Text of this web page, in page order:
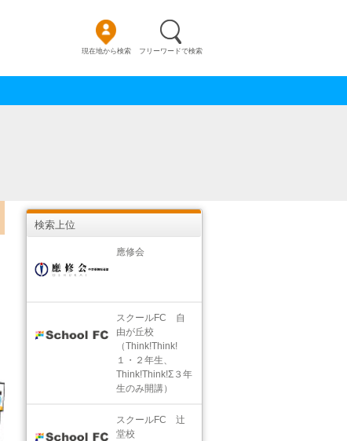
現在地から検索 フリーワードで検索
検索上位
應修会
スクールFC 自
由が丘校
（Think!Think!
１・２年生、
Think!Think!Σ３年
生のみ開講）
スクールFC 辻
堂校